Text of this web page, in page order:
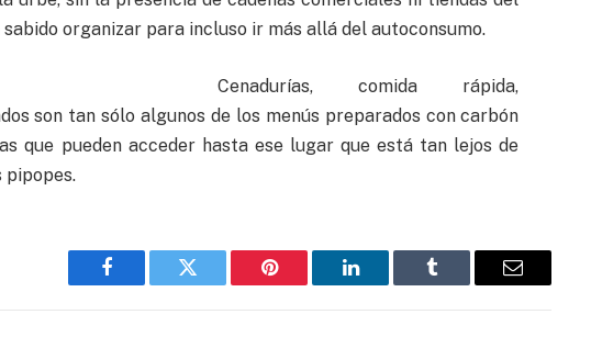
sabido organizar para incluso ir más allá del autoconsumo.
Cenadurías, comida rápida,
son tan sólo algunos de los menús preparados con carbón
que pueden acceder hasta ese lugar que está tan lejos de
pipopes.
Facebook Twitter Pinterest LinkedIn Tumblr Email